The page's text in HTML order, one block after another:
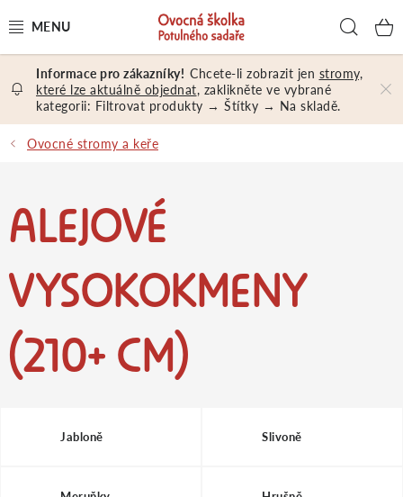
na
OVOCNÉ STROMY A KEŘE
NÁŘADÍ A MATERIÁL
PORADENSTVÍ
PRODEJNA
Jak nakupovat Prodejna
Moje objednávka
Chcete-li zobrazit jen stromy,
které lze aktuálně objednat, zaklikněte ve vybrané
kategorii: Filtrovat produkty → Štítky → Na skladě.
Ovocné stromy a keře
ALEJOVÉ
VYSOKOKMENY
(210+ CM)
Jabloně Slivoně